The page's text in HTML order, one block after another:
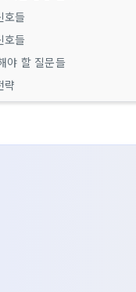
호들
호들
야 할 질문들
략